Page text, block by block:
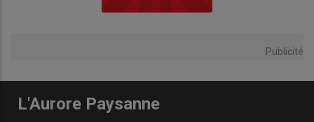
Publicité
L'Aurore Paysanne